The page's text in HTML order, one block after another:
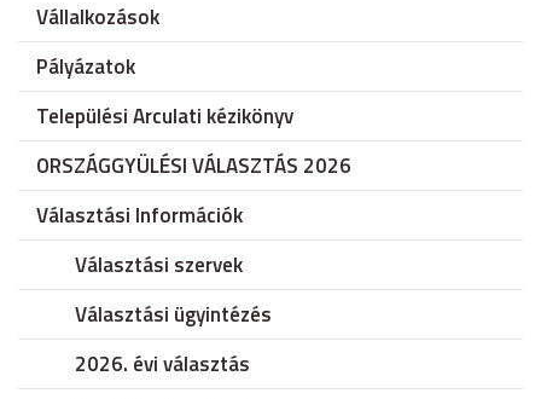
Vállalkozások
Pályázatok
Települési Arculati kézikönyv
ORSZÁGGYÜLÉSI VÁLASZTÁS 2026
Választási Információk
Választási szervek
Választási ügyintézés
2026. évi választás